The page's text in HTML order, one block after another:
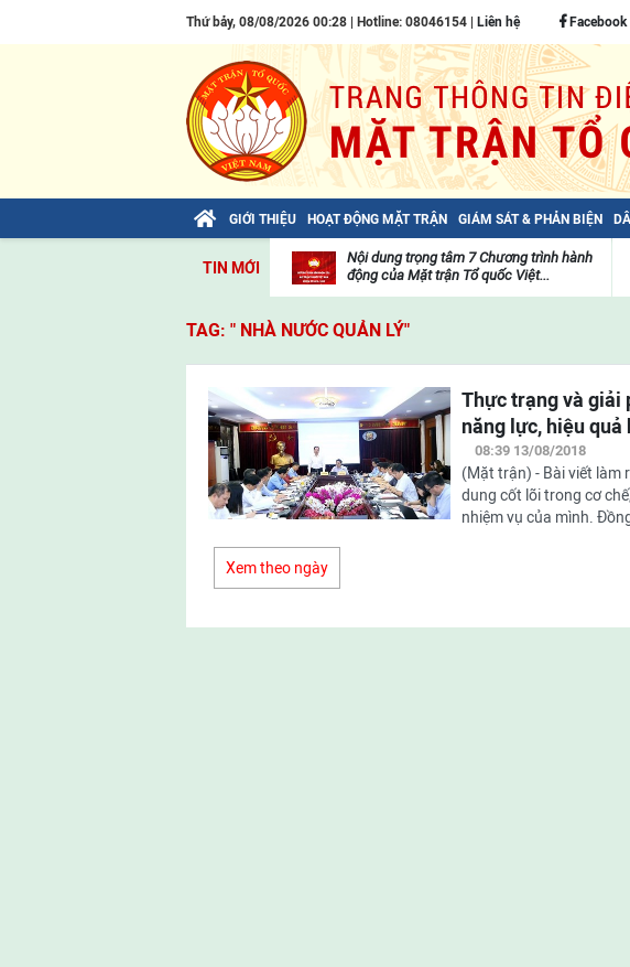
Thứ bảy, 08/08/2026 00:28 | Hotline: 08046154 | Liên hệ Facebook
GIỚI THIỆU HOẠT ĐỘNG MẶT TRẬN GIÁM SÁT & PHẢN BIỆN
TIN MỚI
Bài viết của Tổng Bí thư Tô Lâm: TIẾN
viện
Nội dung trọng tâm 7 Chương trình hành
động của Mặt trận Tổ quốc Việt...
TAG: " NHÀ NƯỚC QUẢN LÝ"
Thực trạng và giải
năng lực, hiệu
08:39 13/08/2018
(Mặt trận) - Bài viết làm
dung cốt lõi trong cơ
nhiệm vụ của mình.
Xem theo ngày